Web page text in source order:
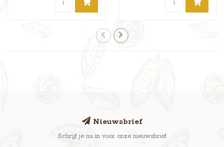
Nieuwsbrief
Schrijf je nu in voor onze nieuwsbrief